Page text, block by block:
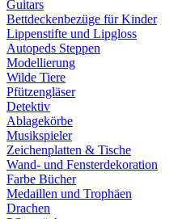
Guitars
Bettdeckenbezüge für Kinder
Lippenstifte und Lipgloss
Autopeds Steppen
Modellierung
Wilde Tiere
Pfützengläser
Detektiv
Ablagekörbe
Musikspieler
Zeichenplatten & Tische
Wand- und Fensterdekoration
Farbe Bücher
Medaillen und Trophäen
Drachen